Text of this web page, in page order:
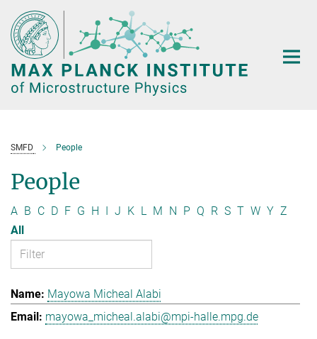
Main-
Content
SMFD People
People
A B C D F G H I J K L M N P Q R S T W Y Z
All
Mayowa Micheal Alabi
mayowa_micheal.alabi@mpi-halle.mpg.de